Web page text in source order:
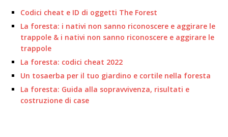
Codici cheat e ID di oggetti The Forest
La foresta: i nativi non sanno riconoscere e aggirare le
trappole & i nativi non sanno riconoscere e aggirare le
trappole
La foresta: codici cheat 2022
Un tosaerba per il tuo giardino e cortile nella foresta
La foresta: Guida alla sopravvivenza, risultati e
costruzione di case